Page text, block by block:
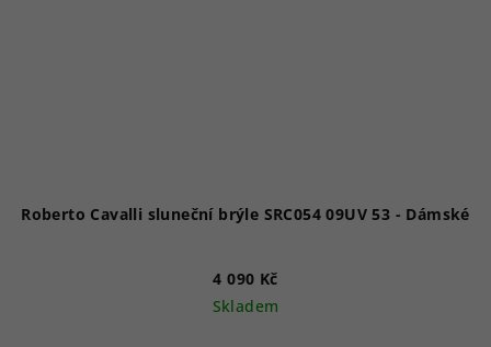
Roberto Cavalli sluneční brýle SRC054 09UV 53 - Dámské
4 090 Kč
Skladem